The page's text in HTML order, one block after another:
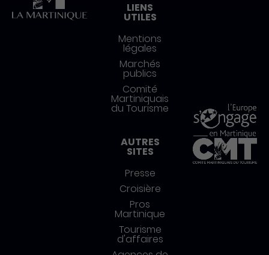
LIENS
UTILES
Mentions
légales
Marchés
publics
Comité
Martiniquais
du Tourisme
AUTRES
SITES
Presse
Croisière
Pros
Martinique
Tourisme
d'affaires